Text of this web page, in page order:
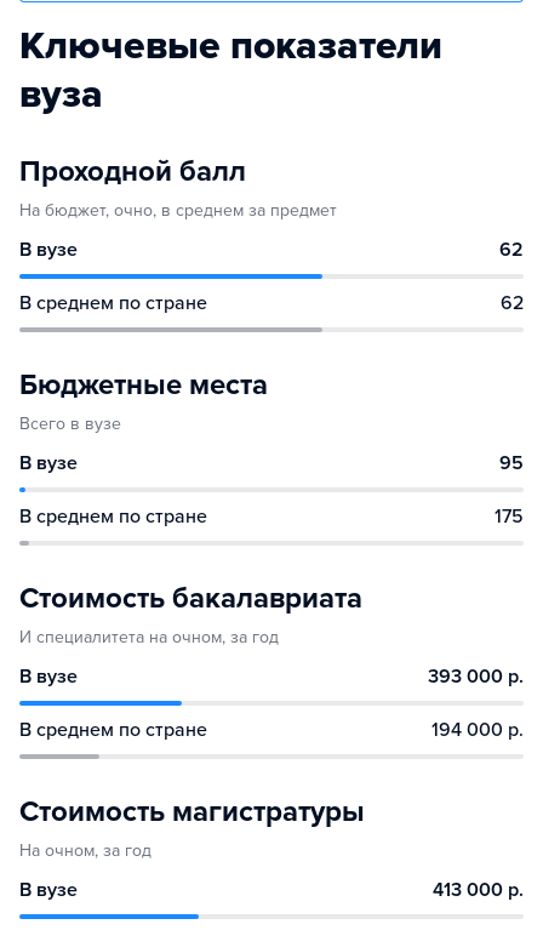
Ключевые показатели
вуза
Проходной балл
На бюджет, очно, в среднем за предмет
В вузе 62
В среднем по стране 62
Бюджетные места
Всего в вузе
В вузе 95
В среднем по стране 175
Стоимость бакалавриата
И специалитета на очном, за год
В вузе 393 000 р.
В среднем по стране 194 000 р.
Стоимость магистратуры
На очном, за год
В вузе 413 000 р.